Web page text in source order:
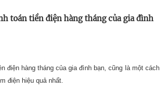
toán tiền điện hàng tháng của gia đình
điện hàng tháng của gia đình bạn, cũng là một cách
điện hiệu quả nhất.